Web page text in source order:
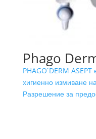
Phago
PHAGO`DERM
хигиенно измиване
Разрешение за